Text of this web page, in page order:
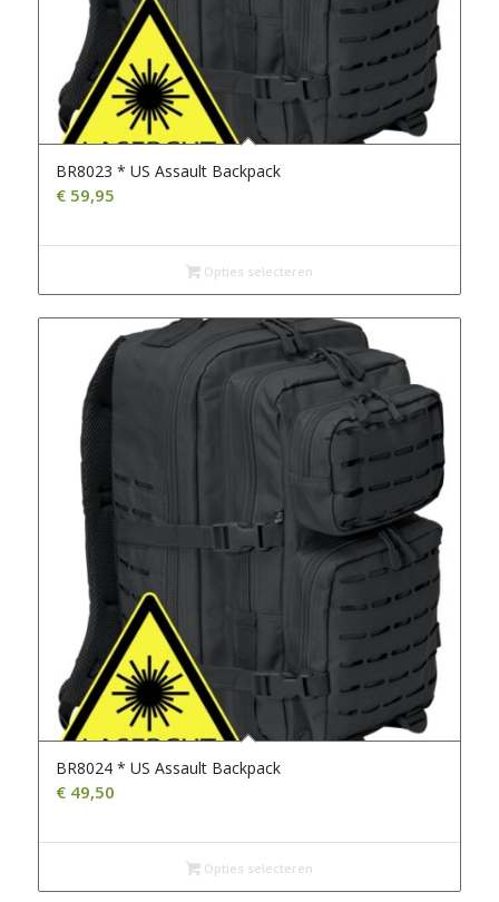
BR8023 * US Assault Backpack
€59,95
Opties selecteren
BR8024 * US Assault Backpack
€49,50
Opties selecteren